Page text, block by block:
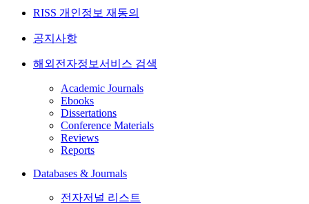
RISS 개인정보 재동의
공지사항
해외전자정보서비스 검색
Academic Journals
Ebooks
Dissertations
Conference Materials
Reviews
Reports
Databases & Journals
전자저널 리스트